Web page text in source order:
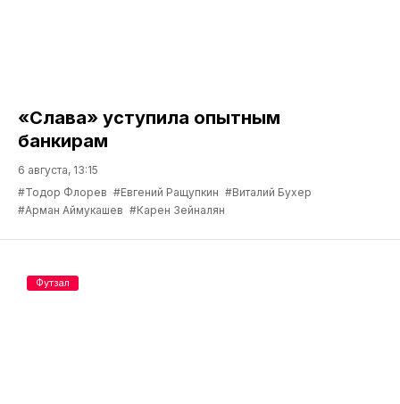
«Слава» уступила опытным
банкирам
6 августа, 13:15
#Тодор Флорев #Евгений Ращупкин #Виталий Бухер
#Арман Аймукашев #Карен Зейналян
Футзал